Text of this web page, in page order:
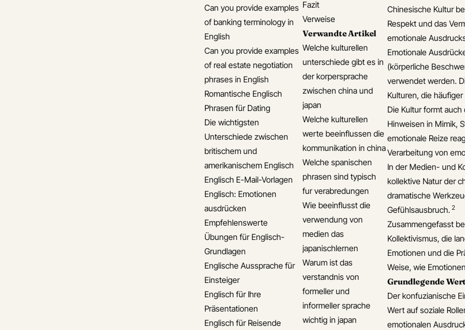
Can you provide examples
of banking terminology in
English
Can you provide examples
of real estate negotiation
phrases in English
Romantische Englisch
Phrasen für Dating
Die wichtigsten
Unterschiede zwischen
britischem und
amerikanischem Englisch
Englisch E-Mail-Vorlagen
Englisch: Emotionen
ausdrücken
Empfehlenswerte
Übungen für Englisch-
Grundlagen
Englische Aussprache für
Einsteiger
Englisch für Ihre
Präsentationen
Englisch für Reisende
Fazit
Verweise
Verwandte Artikel
Welche kulturellen
unterschiede gibt es in
der korpersprache
zwischen china und
japan
Welche kulturellen
werte beeinflussen die
kommunikation in china
Welche spanischen
phrasen sind typisch
fur verabredungen
Wie beeinflusst die
verwendung von
medien das
japanischlernen
Warum ist das
verstandnis von
formeller und
informeller sprache
wichtig in japan
Chinesische Kultur
Respekt und das
emotionale
Emotionale
(körperliche
verwendet werden.
Kulturen, die
Die Kultur formt
Hinweisen in Mimik,
emotionale Reize
Verarbeitung von
In der Medien- und
kollektive Natur der
dramatische
Gefühlsausbruch. 2
Zusammengefasst
Kollektivismus, die
Emotionen und die
Weise, wie
Grundlegende
Der konfuzianische
Wert auf soziale
emotionalen